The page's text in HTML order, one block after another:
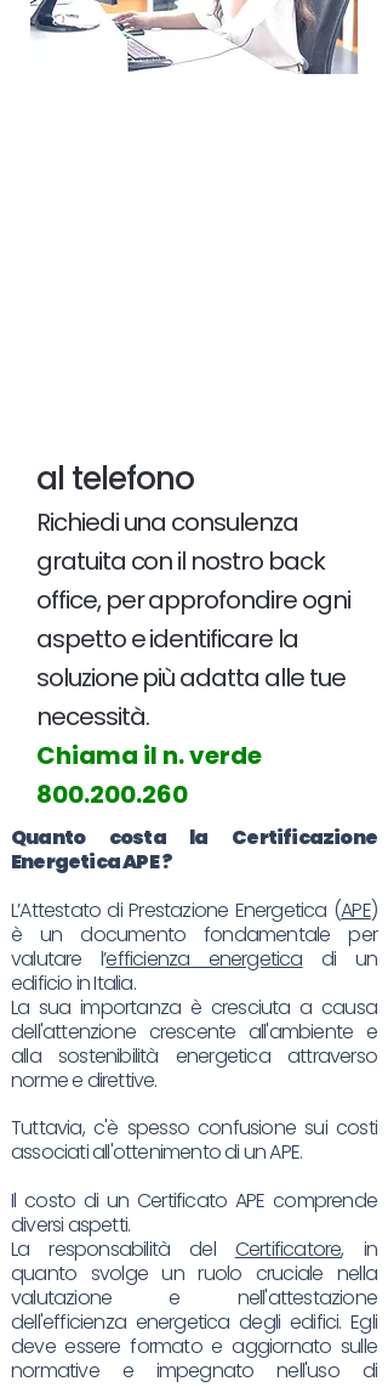
al telefono
Richiedi una consulenza
gratuita con il nostro back
office, per approfondire ogni
aspetto e identificare la
soluzione più adatta alle tue
necessità.
Chiama il n. verde
800.200.260
Quanto costa la Certificazione
EnergeticaAPE?
L’Attestato di Prestazione Energetica (APE)
è un documento fondamentale per
valutare l’efficienza energetica di un
edificio in Italia.
La sua importanza è cresciuta a causa
dell'attenzione crescente all'ambiente e
alla sostenibilità energetica attraverso
norme e direttive.
Tuttavia, c'è spesso confusione sui costi
associati all'ottenimento di un APE.
Il costo di un Certificato APE comprende
diversi aspetti.
La responsabilità del Certificatore, in
quanto svolge un ruolo cruciale nella
valutazione e nell'attestazione
dell'efficienza energetica degli edifici. Egli
deve essere formato e aggiornato sulle
normative e impegnato nell'uso di